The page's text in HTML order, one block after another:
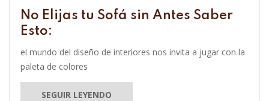
No Elijas tu Sofá sin Antes Saber
Esto:
el mundo del diseño de interiores nos invita a jugar con la
paleta de colores
SEGUIR LEYENDO